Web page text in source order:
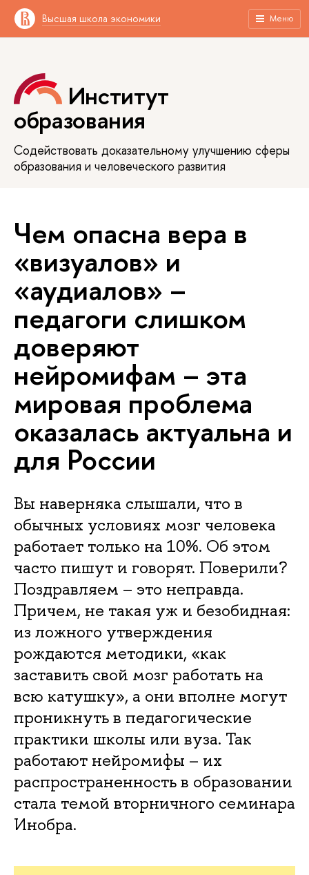
Высшая школа экономики Меню
Институт
образования
Содействовать доказательному улучшению сферы
образования и человеческого развития
Чем опасна вера в
«визуалов» и
«аудиалов» –
педагоги слишком
доверяют
нейромифам – эта
мировая проблема
оказалась актуальна и
для России
Вы наверняка слышали, что в
обычных условиях мозг человека
работает только на 10%. Об этом
часто пишут и говорят. Поверили?
Поздравляем – это неправда.
Причем, не такая уж и безобидная:
из ложного утверждения
рождаются методики, «как
заставить свой мозг работать на
всю катушку», а они вполне могут
проникнуть в педагогические
практики школы или вуза. Так
работают нейромифы – их
распространенность в образовании
стала темой вторничного семинара
Инобра.